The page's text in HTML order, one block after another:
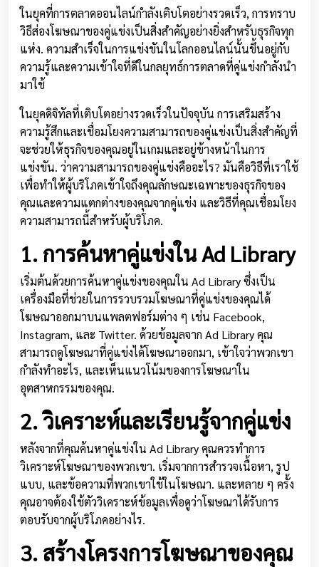
ในยุคที่การตลาดออนไลน์กำลังเติบโตอย่างรวดเร็ว, การทราบ
วิธีส่องโฆษณาของคู่แข่งเป็นสิ่งสำคัญอย่างยิ่งสำหรับธุรกิจทุก
แห่ง. ความสำเร็จในการแข่งขันในโลกออนไลน์นั้นขึ้นอยู่กับ
ความรู้และความเข้าใจที่ดีในกลยุทธ์การตลาดที่คู่แข่งกำลังนำ
มาใช้
ในยุคดิจิทัลที่เติบโตอย่างรวดเร็วในปัจจุบัน การเสริมสร้าง
ความรู้สึกและเชื่อมโยงความสามารถของคู่แข่งเป็นสิ่งสำคัญที่
จะช่วยให้ธุรกิจของคุณอยู่ในเกมและอยู่ข้างหน้าในการ
แข่งขัน. ว่าความสามารถของคู่แข่งคืออะไร? มันคือวิธีที่เราใช้
เพื่อทำให้ผู้บริโภคเข้าใจถึงคุณลักษณะเฉพาะของธุรกิจของ
คุณและความแตกต่างของคุณจากคู่แข่ง และวิธีที่คุณเชื่อมโยง
ความสามารถนี้สำหรับผู้บริโภค.
1. การค้นหาคู่แข่งใน Ad Library
เริ่มต้นด้วยการค้นหาคู่แข่งของคุณใน Ad Library ซึ่งเป็น
เครื่องมือที่ช่วยในการรวบรวมโฆษณาที่คู่แข่งของคุณได้
โฆษณาออกมาบนแพลตฟอร์มต่าง ๆ เช่น Facebook,
Instagram, และ Twitter. ด้วยข้อมูลจาก Ad Library คุณ
สามารถดูโฆษณาที่คู่แข่งได้โฆษณาออกมา, เข้าใจว่าพวกเขา
กำลังทำอะไร, และเห็นแนวโน้มของการโฆษณาใน
อุตสาหกรรมของคุณ.
2. วิเคราะห์และเรียนรู้จากคู่แข่ง
หลังจากที่คุณค้นหาคู่แข่งใน Ad Library คุณควรทำการ
วิเคราะห์โฆษณาของพวกเขา. เริ่มจากการสำรวจเนื้อหา, รูป
แบบ, และข้อความที่พวกเขาใช้ในโฆษณา. และหลาย ๆ ครั้ง
คุณอาจต้องใช้ตัววิเคราะห์ข้อมูลเพื่อดูว่าโฆษณาได้รับการ
ตอบรับจากผู้บริโภคอย่างไร.
3. สร้างโครงการโฆษณาของคุณ